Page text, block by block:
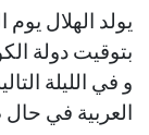
بتوقيت دولة
و في الليلة
العربية في